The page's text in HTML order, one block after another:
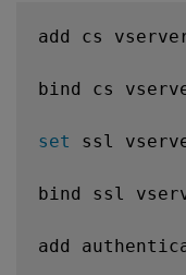
add cs
bind cs
set ssl
bind ssl
add